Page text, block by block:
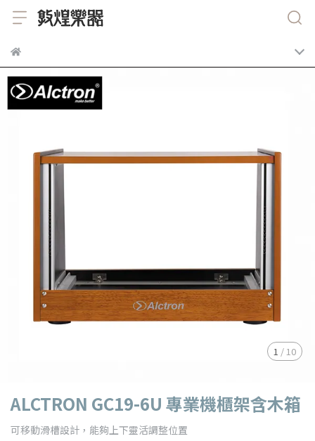
1 / 10
ALCTRON GC19-6U 專業機櫃架含木箱
可移動滑槽設計，能夠上下靈活調整位置